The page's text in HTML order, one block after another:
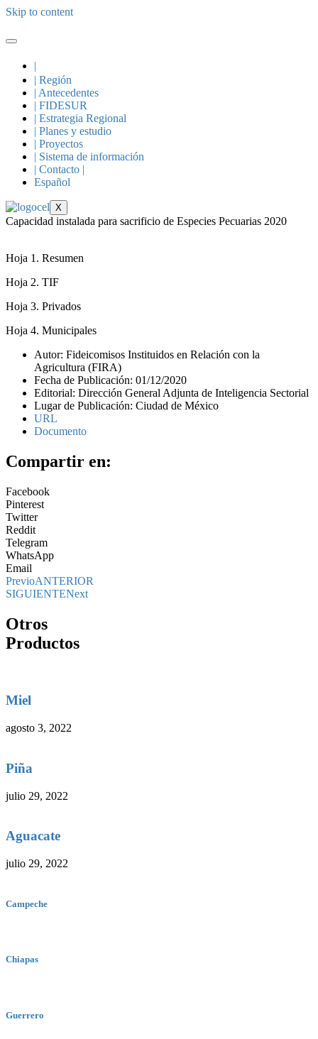
Skip to content
|
| Región
| Antecedentes
| FIDESUR
| Estrategia Regional
| Planes y estudio
| Proyectos
| Sistema de información
| Contacto |
Español
X
Capacidad instalada para sacrificio de Especies Pecuarias 2020
Hoja 1. Resumen
Hoja 2. TIF
Hoja 3. Privados
Hoja 4. Municipales
Autor: Fideicomisos Instituidos en Relación con la
Agricultura (FIRA)
Fecha de Publicación: 01/12/2020
Editorial: Dirección General Adjunta de Inteligencia Sectorial
Lugar de Publicación: Ciudad de México
URL
Documento
Compartir en:
Facebook
Pinterest
Twitter
Reddit
Telegram
WhatsApp
Email
PrevioANTERIOR
SIGUIENTENext
Otros
Productos
Miel
agosto 3, 2022
Piña
julio 29, 2022
Aguacate
julio 29, 2022
Campeche
Chiapas
Guerrero